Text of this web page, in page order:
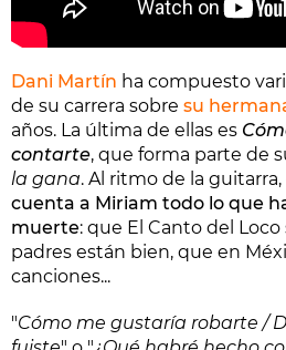
Dani Martín ha compuesto
de su carrera sobre su
años. La última de ellas es
contarte, que forma parte de
la gana. Al ritmo de la
cuenta a Miriam todo lo que
muerte: que El Canto del
padres están bien, que en
canciones...
"Cómo me gustaría robarte /